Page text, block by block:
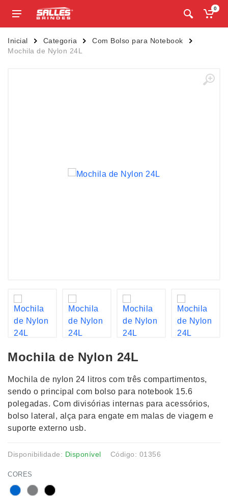
0
Inicial Categoria
Com Bolso para Notebook
Mochila de Nylon 24L
Mochila de Nylon 24L
Mochila de nylon 24 litros com três compartimentos,
sendo o principal com bolso para notebook 15.6
polegadas. Com divisórias internas para acessórios,
bolso lateral, alça para engate em malas de viagem e
suporte externo usb.
Disponibilidade: Disponível Código: 01356
CORES